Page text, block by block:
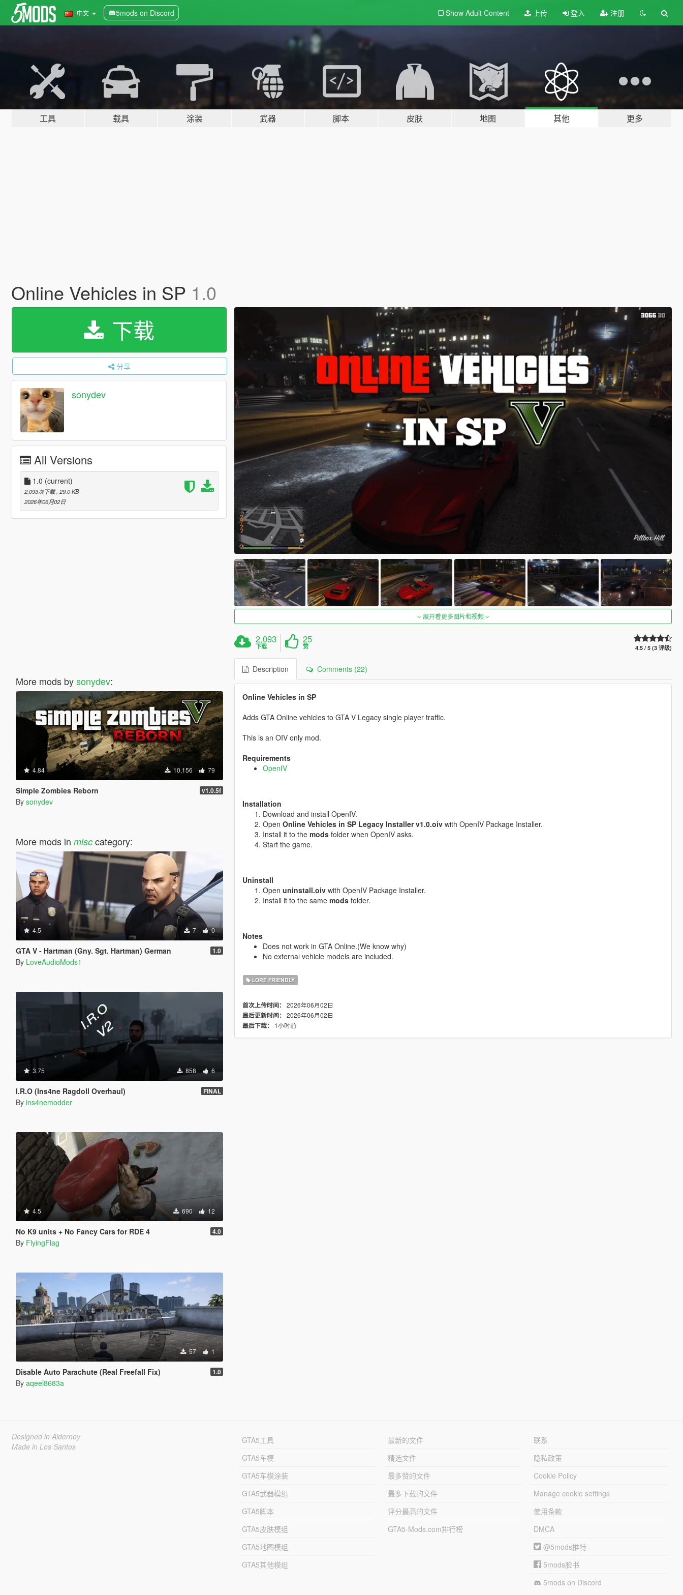
中文 5mods on Discord Show Adult Content 上传 登入 注册
工具 载具 涂装 武器 脚本 皮肤 地图 其他 更多
Online Vehicles in SP 1.0
下载
分享
sonydev
All Versions
1.0 (current)
2,093次下载 , 29.0 KB
2026年06月02日
More mods bysonydev:
4.84 10,156 79
Simple Zombies Reborn v1.0.5f
By sonydev
More mods in misccategory:
4.5 7 0
GTA V - Hartman (Gny. Sgt. Hartman) German 1.0
By LoveAudioMods1
3.75 858 6
I.R.O (Ins4ne Ragdoll Overhaul) FINAL
By ins4nemodder
4.5 690 12
No K9 units + No Fancy Cars for RDE 4 4.0
By FlyingFlag
57 1
Disable Auto Parachute (Real Freefall Fix) 1.0
By aqeel8683a
展开看更多图片和视频
2,093
下载
25
赞 4.5 / 5 (3 评级)
Description Comments (22)
Online Vehicles in SP
Adds GTA Online vehicles to GTA V Legacy single player traffic.
This is an OIV only mod.
Requirements
OpenIV
Installation
Download and install OpenIV.
Open Online Vehicles in SP Legacy Installer v1.0.oivwith OpenIV Package Installer.
Install it to the modsfolder when OpenIV asks.
Start the game.
Uninstall
Open uninstall.oivwith OpenIV Package Installer.
Install it to the same modsfolder.
Notes
Does not work in GTA Online.(We know why)
No external vehicle models are included.
LORE FRIENDLY
首次上传时间： 2026年06月02日
最后更新时间： 2026年06月02日
最后下载：
1小时前
Designed in Alderney
Made in Los Santos
GTA5工具
GTA5车模
GTA5车模涂装
GTA5武器模组
GTA5脚本
GTA5皮肤模组
GTA5地图模组
GTA5其他模组
最新的文件
精选文件
最多赞的文件
最多下载的文件
评分最高的文件
GTA5-Mods.com排行榜
联系
隐私政策
Cookie Policy
Manage cookie settings
使用条款
DMCA
@5mods推特
5mods脸书
5mods on Discord